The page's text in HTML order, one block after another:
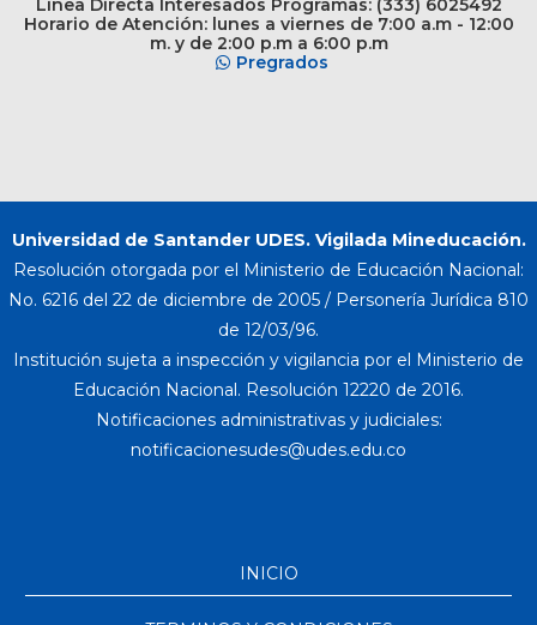
Línea Directa Interesados Programas: (333) 6025492
Horario de Atención: lunes a viernes de 7:00 a.m - 12:00
m. y de 2:00 p.m a 6:00 p.m
Pregrados
Universidad de Santander UDES. Vigilada Mineducación.
Resolución otorgada por el Ministerio de Educación Nacional:
No. 6216 del 22 de diciembre de 2005 / Personería Jurídica 810
de 12/03/96.
Institución sujeta a inspección y vigilancia por el Ministerio de
Educación Nacional. Resolución 12220 de 2016.
Notificaciones administrativas y judiciales:
INICIO